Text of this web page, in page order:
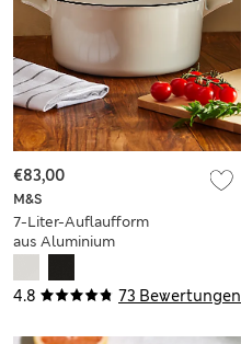
4.8 73 Bewertungen
M&S
7-Liter-Auflaufform
aus Aluminium
€83,00